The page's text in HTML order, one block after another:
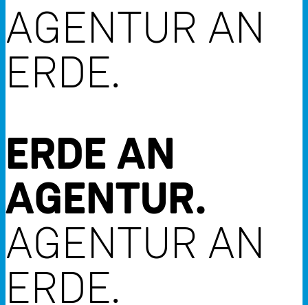
AGENTUR AN
ERDE.
ERDE AN
AGENTUR.
AGENTUR AN
ERDE.